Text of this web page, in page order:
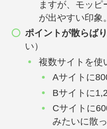
ますが、モッ
が出やすい印象。
ポイントが散らば
い）
複数サイトを使
Aサイトに
Bサイトに
Cサイトに
みたいに散